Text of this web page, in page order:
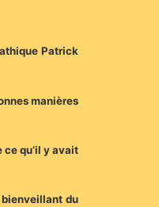
Patrick
manières
qu’il y avait
bienveillant du